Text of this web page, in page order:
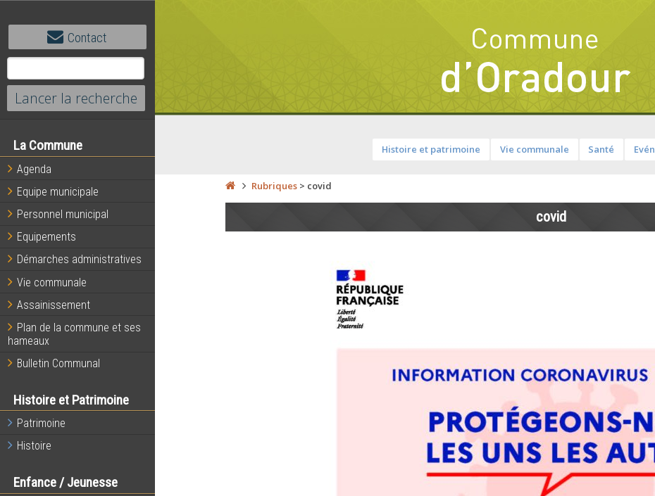
Contact
La Commune
Agenda
Equipe municipale
Personnel municipal
Equipements
Démarches administratives
Vie communale
Assainissement
Plan de la commune et ses
hameaux
Bulletin Communal
Histoire et Patrimoine
Patrimoine
Histoire
Enfance / Jeunesse
Histoire et patrimoine Vie communale Santé
Rubriques> covid
covid